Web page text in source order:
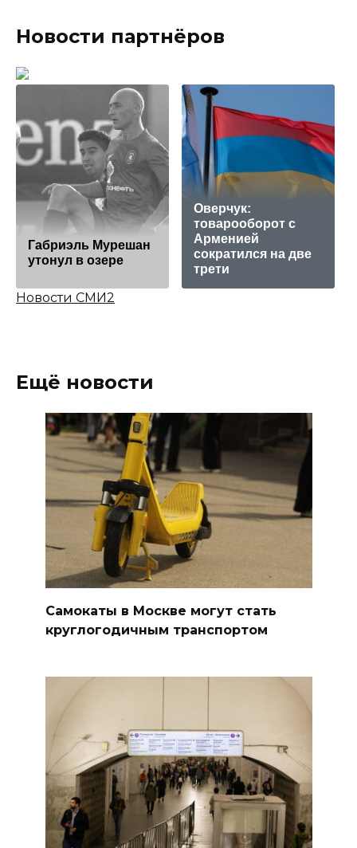
Новости партнёров
Габриэль Мурешан
утонул в озере
Оверчук:
товарооборот с
Арменией
сократился на две
трети
Новости СМИ2
Ещё новости
Самокаты в Москве могут стать
круглогодичным транспортом